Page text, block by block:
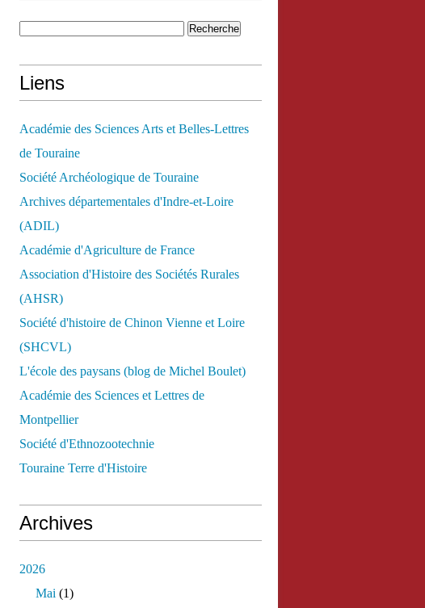
Liens
Académie des Sciences Arts et Belles-Lettres
de Touraine
Société Archéologique de Touraine
Archives départementales d'Indre-et-Loire
(ADIL)
Académie d'Agriculture de France
Association d'Histoire des Sociétés Rurales
(AHSR)
Société d'histoire de Chinon Vienne et Loire
(SHCVL)
L'école des paysans (blog de Michel Boulet)
Académie des Sciences et Lettres de
Montpellier
Société d'Ethnozootechnie
Touraine Terre d'Histoire
Archives
2026
Mai (1)